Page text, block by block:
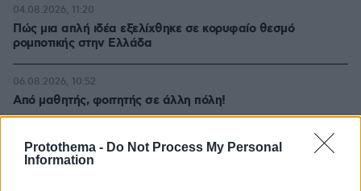
Protothema - Do Not Process My Personal
Information
Πώς μια απλή ιδέα εξελίχθηκε σε κορυφαίο θεσμό
ρομποτικής στην Ελλάδα
04.08.2026, 11:20
Από μαθητής, φοιτητής σε άλλη πόλη!
06.08.2026, 10:52
Επαγγελματική Εκπαίδευση & Εξειδίκευση: Το Mοντέλο που